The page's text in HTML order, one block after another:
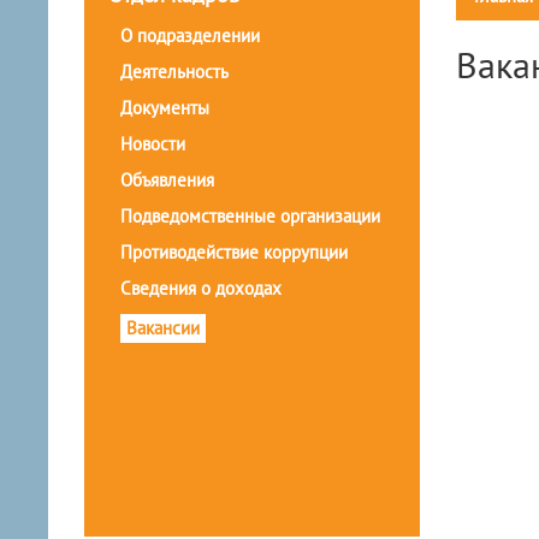
О подразделении
Деятельность
Документы
Новости
Объявления
Подведомственные организации
Противодействие коррупции
Сведения о доходах
Вакансии